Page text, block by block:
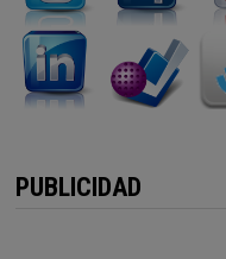
PUBLICIDAD